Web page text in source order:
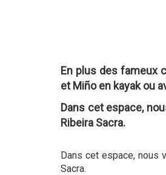
En plus des fameux
et Miño en kayak ou
Dans cet espace,
Ribeira Sacra.
Dans cet espace, nous
Sacra.